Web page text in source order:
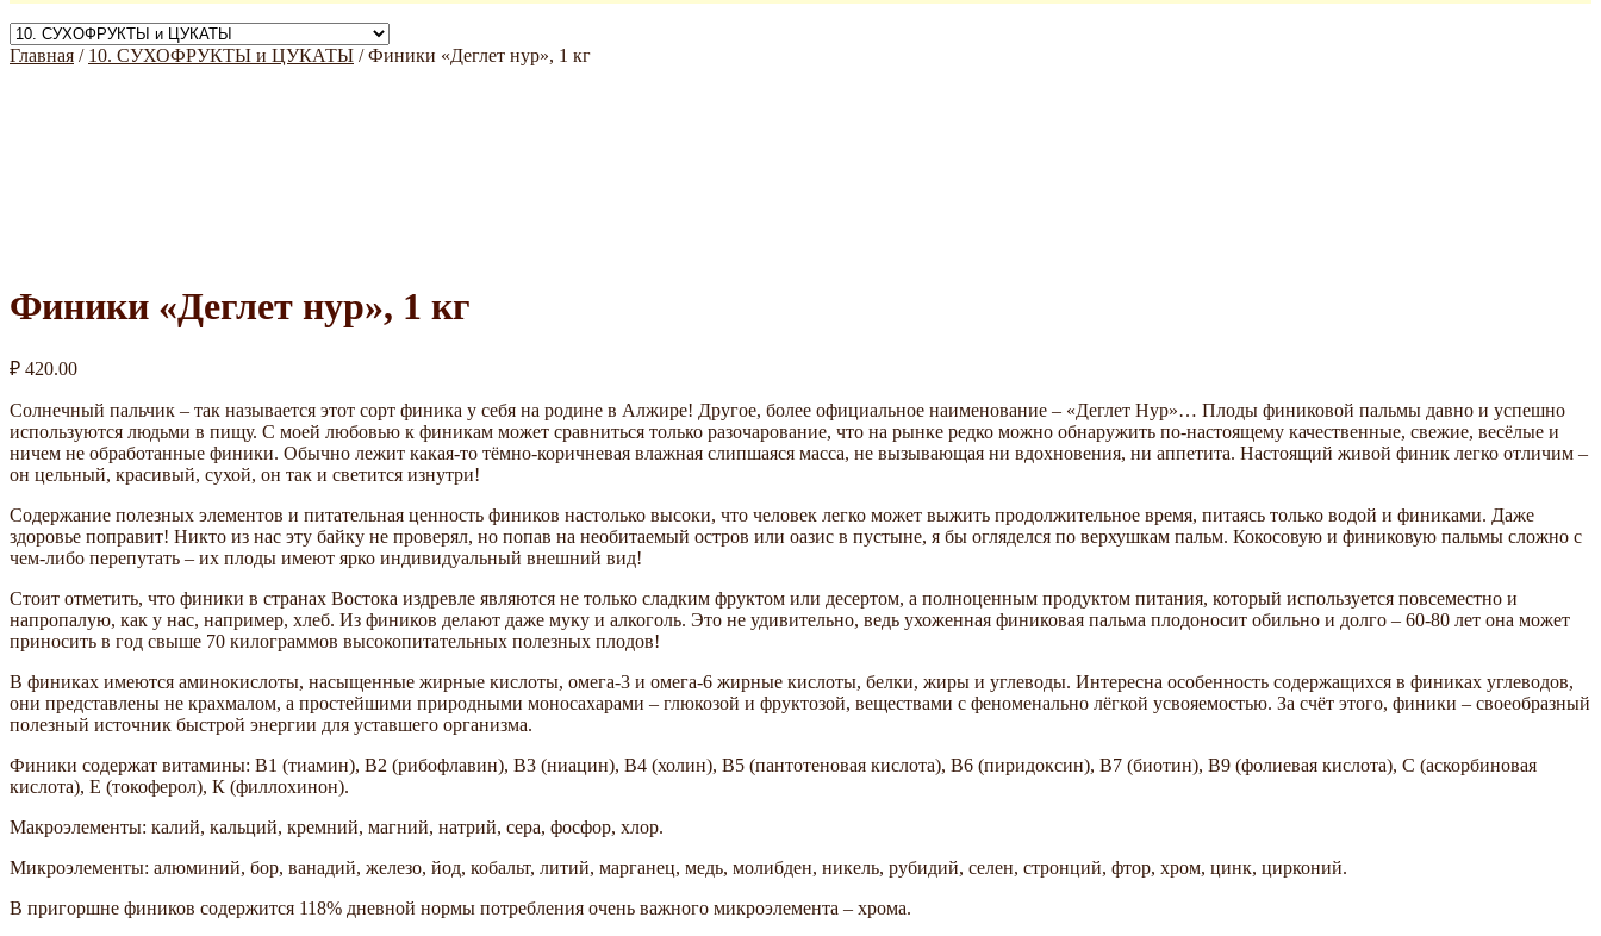
Главная / 10. СУХОФРУКТЫ и ЦУКАТЫ /Финики «Деглет нур», 1 кг
Финики «Деглет нур», 1 кг
₽ 420.00
Солнечный пальчик – так называется этот сорт финика у себя на родине в Алжире! Другое, более официальное наименование – «Деглет Нур»… Плоды финиковой пальмы давно и успешно
используются людьми в пищу. С моей любовью к финикам может сравниться только разочарование, что на рынке редко можно обнаружить по-настоящему качественные, свежие, весёлые и
ничем не обработанные финики. Обычно лежит какая-то тёмно-коричневая влажная слипшаяся масса, не вызывающая ни вдохновения, ни аппетита. Настоящий живой финик легко отличим –
он цельный, красивый, сухой, он так и светится изнутри!
Содержание полезных элементов и питательная ценность фиников настолько высоки, что человек легко может выжить продолжительное время, питаясь только водой и финиками. Даже
здоровье поправит! Никто из нас эту байку не проверял, но попав на необитаемый остров или оазис в пустыне, я бы огляделся по верхушкам пальм. Кокосовую и финиковую пальмы сложно с
чем-либо перепутать – их плоды имеют ярко индивидуальный внешний вид!
Стоит отметить, что финики в странах Востока издревле являются не только сладким фруктом или десертом, а полноценным продуктом питания, который используется повсеместно и
напропалую, как у нас, например, хлеб. Из фиников делают даже муку и алкоголь. Это не удивительно, ведь ухоженная финиковая пальма плодоносит обильно и долго – 60-80 лет она может
приносить в год свыше 70 килограммов высокопитательных полезных плодов!
В финиках имеются аминокислоты, насыщенные жирные кислоты, омега-3 и омега-6 жирные кислоты, белки, жиры и углеводы. Интересна особенность содержащихся в финиках углеводов,
они представлены не крахмалом, а простейшими природными моносахарами – глюкозой и фруктозой, веществами с феноменально лёгкой усвояемостью. За счёт этого, финики – своеобразный
полезный источник быстрой энергии для уставшего организма.
Финики содержат витамины: В1 (тиамин), В2 (рибофлавин), B3 (ниацин), В4 (холин), В5 (пантотеновая кислота), В6 (пиридоксин), В7 (биотин), В9 (фолиевая кислота), C (аскорбиновая
кислота), Е (токоферол), К (филлохинон).
Макроэлементы: калий, кальций, кремний, магний, натрий, сера, фосфор, хлор.
Микроэлементы: алюминий, бор, ванадий, железо, йод, кобальт, литий, марганец, медь, молибден, никель, рубидий, селен, стронций, фтор, хром, цинк, цирконий.
В пригоршне фиников содержится 118% дневной нормы потребления очень важного микроэлемента – хрома.